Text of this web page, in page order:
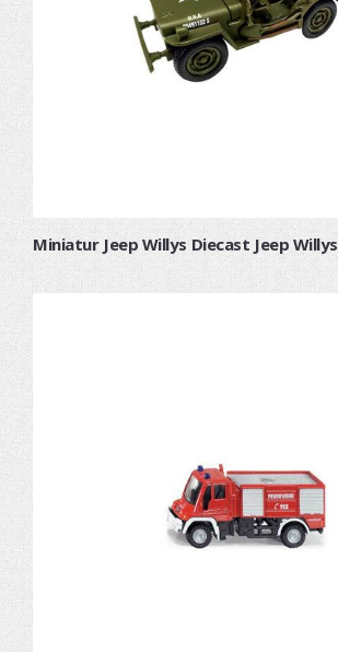
Miniatur Jeep Willys Diecast Jeep Willys